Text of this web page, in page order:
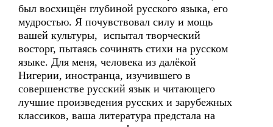
был восхищён глубиной русского языка, его
мудростью. Я почувствовал силу и мощь
вашей культуры, испытал творческий
восторг, пытаясь сочинять стихи на русском
языке. Для меня, человека из далёкой
Нигерии, иностранца, изучившего в
совершенстве русский язык и читающего
лучшие произведения русских и зарубежных
классиков, ваша литература предстала на